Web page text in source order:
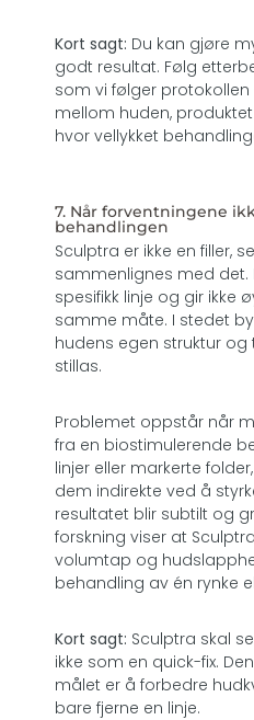
Kort sagt: Du kan gjøre
godt resultat. Følg
som vi følger
mellom huden,
hvor vellykket
7. Når forventningene
behandlingen
Sculptra er ikke en filler,
sammenlignes med det.
spesifikk linje og gir ikke
samme måte. I stedet
hudens egen struktur
stillas.
Problemet oppstår når
fra en biostimulerende
linjer eller markerte
dem indirekte ved å
resultatet blir subtilt og
forskning viser at
volumtap og
behandling av én rynke
Kort sagt: Sculptra skal
ikke som en quick-fix.
målet er å forbedre
bare fjerne en linje.